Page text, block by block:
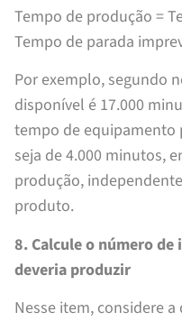
Tempo de produção =
Tempo de parada
Por exemplo, segundo
disponível é 17.000
tempo de equipamento
seja de 4.000 minutos,
produção,
produto.
8. Calcule o número
deveria produzir
Nesse item, considere